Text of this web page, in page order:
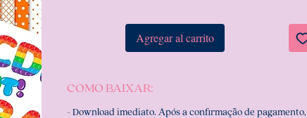
Agregar al carrito
COMO BAIXAR:
- Download imediato. Após a confirmação de pagamento,